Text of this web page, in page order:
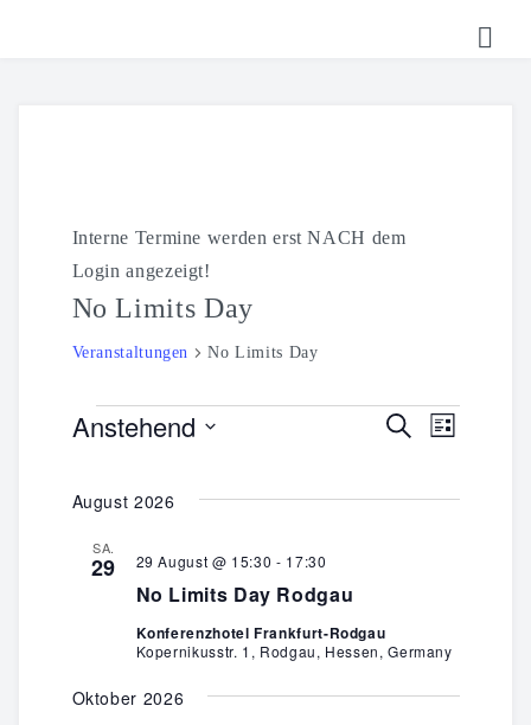
KALENDER
LOGIN
Interne Termine werden erst NACH dem
Login angezeigt!
No Limits Day
Veranstaltungen No Limits Day
Veranstaltungen
Suche
Suche
Liste
Anstehend
wählen.
August 2026
SA.
29
No Limits Day Rodgau
29 August @ 15:30 - 17:30
Konferenzhotel Frankfurt-Rodgau
Kopernikusstr. 1, Rodgau, Hessen, Germany
Oktober 2026